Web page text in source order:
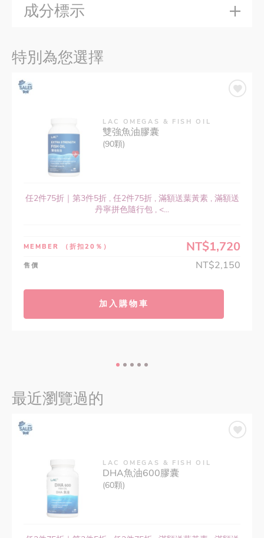
成分標示
特別為您選擇
LAC OMEGAS & FISH OIL
雙強魚油膠囊
(90顆)
任2件75折｜第3件5折 , 任2件75折 , 滿額送葉黃素 , 滿額送
丹寧拼色隨行包 , <...
MEMBER （折扣20％） NT$1,720
售價 NT$2,150
加入購物車
最近瀏覽過的
LAC OMEGAS & FISH OIL
DHA魚油600膠囊
(60顆)